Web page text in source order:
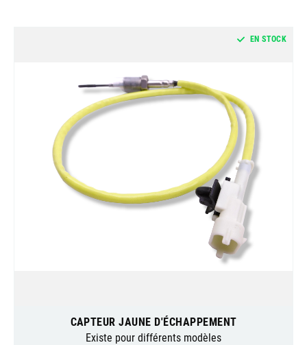
CAPTEUR JAUNE D'ÉCHAPPEMENT
Existe pour différents modèles
EN STOCK